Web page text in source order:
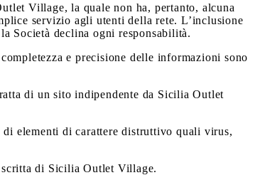
Village, la quale non ha, pertanto, alcuna
servizio agli utenti della rete. L’inclusione
Società declina ogni responsabilità.
e precisione delle informazioni sono
di un sito indipendente da Sicilia Outlet
di elementi di carattere distruttivo quali virus,
scritta di Sicilia Outlet Village.